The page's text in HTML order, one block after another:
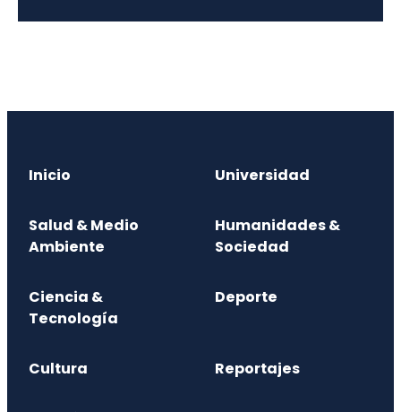
Inicio Universidad
Salud & Medio
Ambiente
Humanidades &
Sociedad
Ciencia &
Tecnología
Deporte
Cultura Reportajes